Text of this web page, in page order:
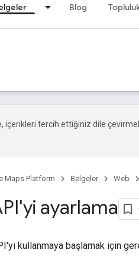
Blog
içerikleri tercih ettiğiniz dile
Maps Platform Belgeler Web
ayarlama
kullanmaya başlamak için